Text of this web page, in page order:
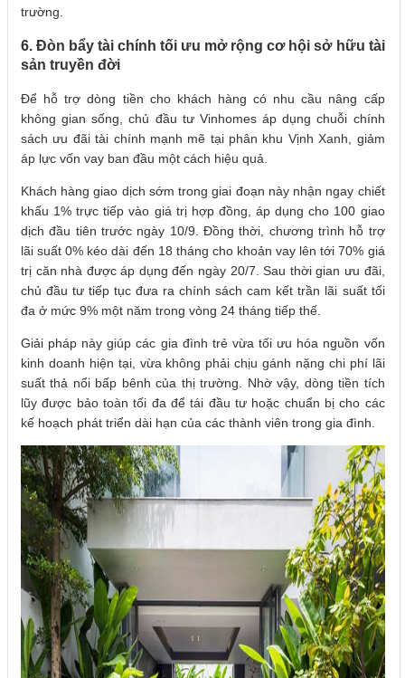
trường.
6. Đòn bẩy tài chính tối ưu mở rộng cơ hội sở hữu tài
sản truyền đời
Để hỗ trợ dòng tiền cho khách hàng có nhu cầu nâng cấp
không gian sống, chủ đầu tư Vinhomes áp dụng chuỗi chính
sách ưu đãi tài chính mạnh mẽ tại phân khu Vịnh Xanh, giảm
áp lực vốn vay ban đầu một cách hiệu quả.
Khách hàng giao dịch sớm trong giai đoạn này nhận ngay chiết
khấu 1% trực tiếp vào giá trị hợp đồng, áp dụng cho 100 giao
dịch đầu tiên trước ngày 10/9. Đồng thời, chương trình hỗ trợ
lãi suất 0% kéo dài đến 18 tháng cho khoản vay lên tới 70% giá
trị căn nhà được áp dụng đến ngày 20/7. Sau thời gian ưu đãi,
chủ đầu tư tiếp tục đưa ra chính sách cam kết trần lãi suất tối
đa ở mức 9% một năm trong vòng 24 tháng tiếp thế.
Giải pháp này giúp các gia đình trẻ vừa tối ưu hóa nguồn vốn
kinh doanh hiện tại, vừa không phải chịu gánh nặng chi phí lãi
suất thả nổi bấp bênh của thị trường. Nhờ vậy, dòng tiền tích
lũy được bảo toàn tối đa để tái đầu tư hoặc chuẩn bị cho các
kế hoạch phát triển dài hạn của các thành viên trong gia đình.